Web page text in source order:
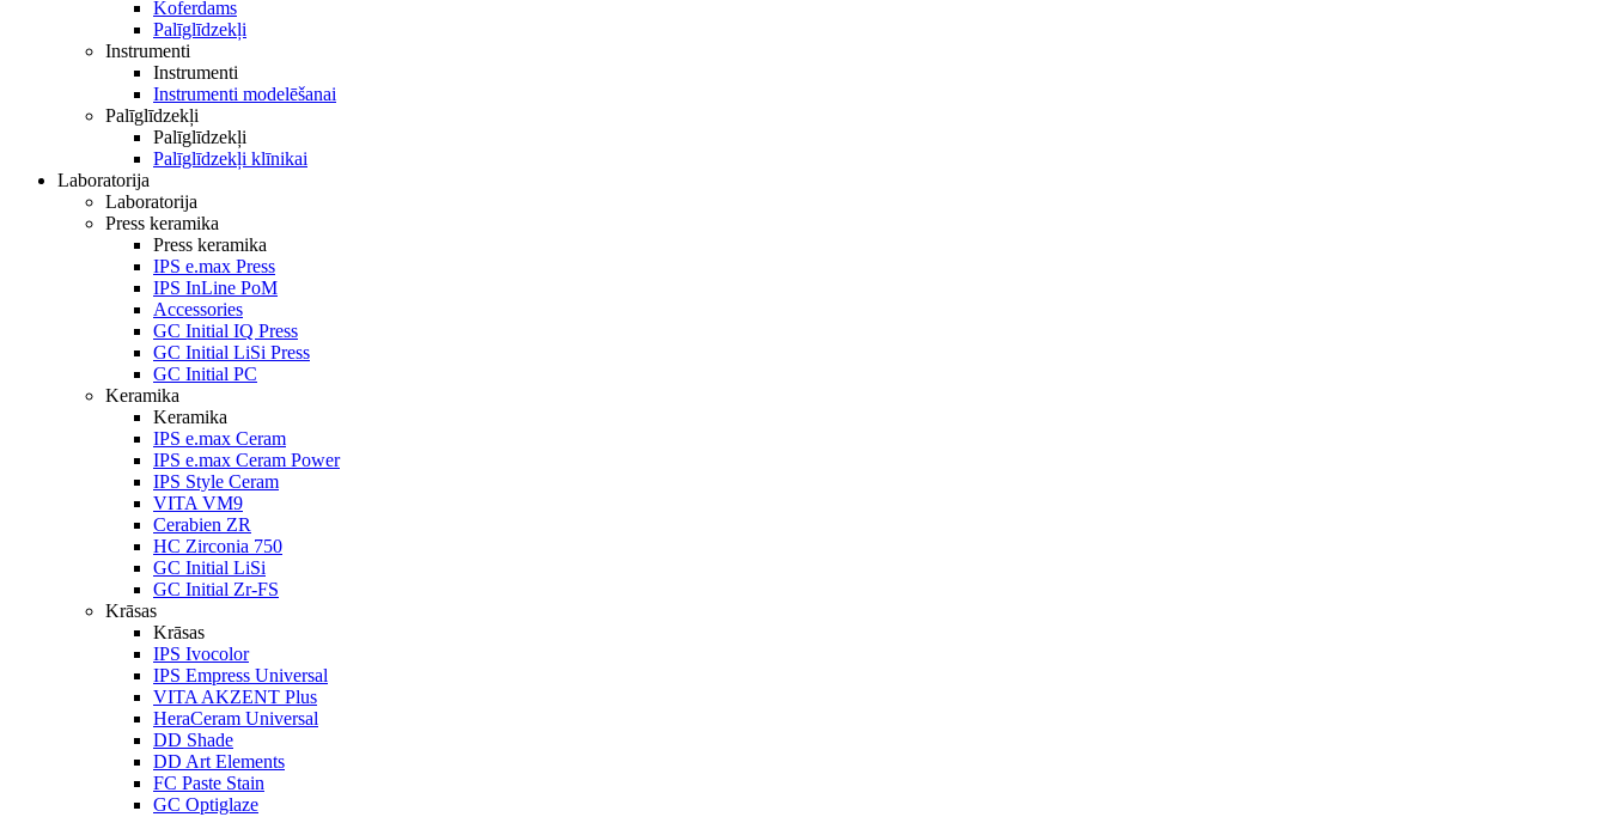
Koferdams
Palīglīdzekļi
Instrumenti
Instrumenti
Instrumenti modelēšanai
Palīglīdzekļi
Palīglīdzekļi
Palīglīdzekļi klīnikai
Laboratorija
Laboratorija
Press keramika
Press keramika
IPS e.max Press
IPS InLine PoM
Accessories
GC Initial IQ Press
GC Initial LiSi Press
GC Initial PC
Keramika
Keramika
IPS e.max Ceram
IPS e.max Ceram Power
IPS Style Ceram
VITA VM9
Cerabien ZR
HC Zirconia 750
GC Initial LiSi
GC Initial Zr-FS
Krāsas
Krāsas
IPS Ivocolor
IPS Empress Universal
VITA AKZENT Plus
HeraCeram Universal
DD Shade
DD Art Elements
FC Paste Stain
GC Optiglaze